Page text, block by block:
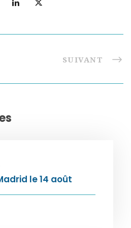
SUIVANT
le 14 août